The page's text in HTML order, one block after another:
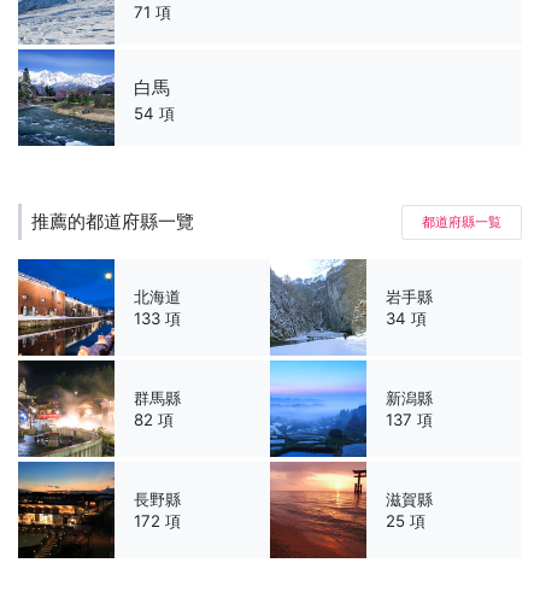
71 項
白馬
54 項
推薦的都道府縣一覽 都道府縣一覧
北海道
133 項
岩手縣
34 項
群馬縣
82 項
新潟縣
137 項
長野縣
172 項
滋賀縣
25 項